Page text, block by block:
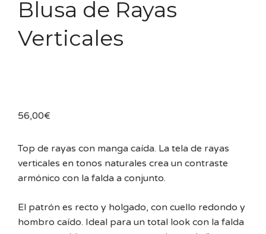
Blusa de Rayas
Verticales
56,00€
Top de rayas con manga caída. La tela de rayas
verticales en tonos naturales crea un contraste
armónico con la falda a conjunto.
El patrón es recto y holgado, con cuello redondo y
hombro caído. Ideal para un total look con la falda